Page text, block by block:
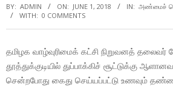
BY: ADMIN ON: JUNE 1, 2018 IN: அண்மைச்
WITH: 0 COMMENTS
தமிழக வாழ்வுரிமைக் கட்சி நிறுவனத்
தூத்துக்குடியில் துப்பாக்கிச் சூட்டுக்கு
சென்றபோது கைது செய்யப்பட்டு உணவும்